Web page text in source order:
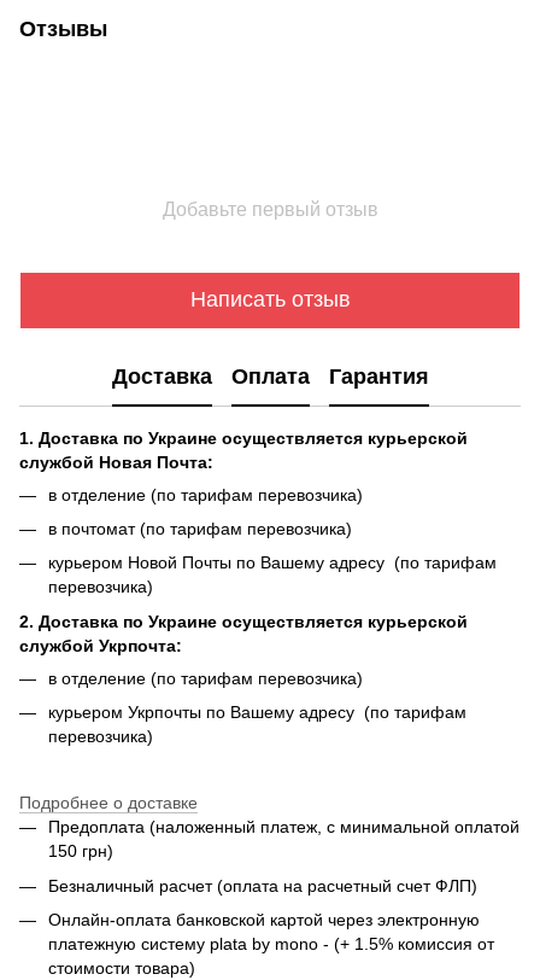
Отзывы
Добавьте первый отзыв
Написать отзыв
Доставка Оплата Гарантия
1. Доставка по Украине осуществляется курьерской
службой Новая Почта:
в отделение (по тарифам перевозчика)
в почтомат (по тарифам перевозчика)
курьером Новой Почты по Вашему адресу (по тарифам
перевозчика)
2. Доставка по Украине осуществляется курьерской
службой Укрпочта:
в отделение (по тарифам перевозчика)
курьером Укрпочты по Вашему адресу (по тарифам
перевозчика)
Подробнее о доставке
Предоплата (наложенный платеж, с минимальной оплатой
150 грн)
Безналичный расчет (оплата на расчетный счет ФЛП)
Онлайн-оплата банковской картой через электронную
платежную систему plata by mono - (+ 1.5% комиссия от
стоимости товара)